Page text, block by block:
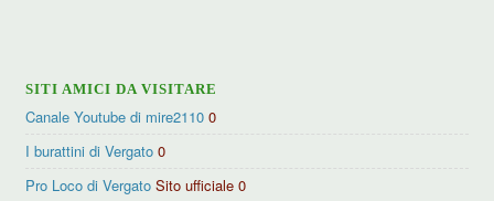
SITI AMICI DA VISITARE
Canale Youtube di mire2110 0
I burattini di Vergato 0
Pro Loco di Vergato Sito ufficiale 0